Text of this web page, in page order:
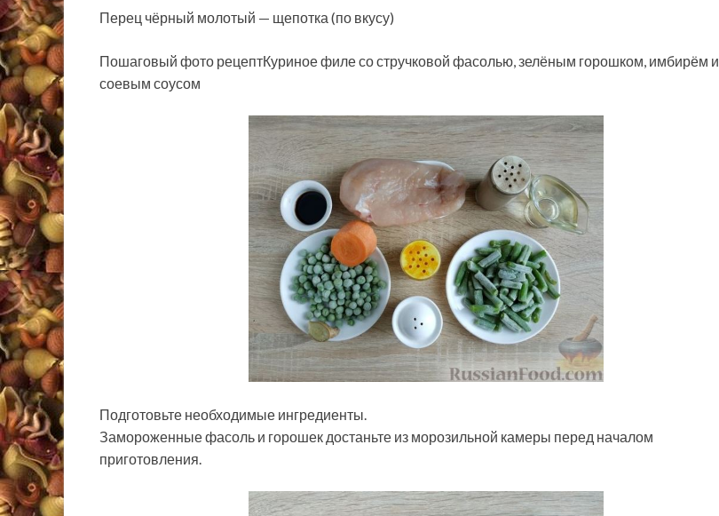
Перец чёрный молотый — щепотка (по вкусу)
Пошаговый фото рецептКуриное филе со стручковой фасолью, зелёным горошком, имбирём и
соевым соусом
Подготовьте необходимые ингредиенты.
Замороженные фасоль и горошек достаньте из морозильной камеры перед началом
приготовления.